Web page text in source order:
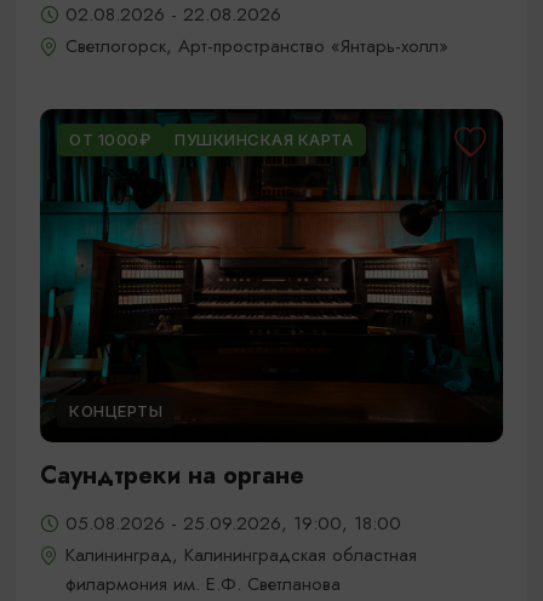
02.08.2026 - 22.08.2026
Светлогорск, Арт-пространство «Янтарь-холл»
ОТ 1000₽ ПУШКИНСКАЯ КАРТА
КОНЦЕРТЫ
Саундтреки на органе
05.08.2026 - 25.09.2026, 19:00, 18:00
Калининград, Калининградская областная
филармония им. Е.Ф. Светланова